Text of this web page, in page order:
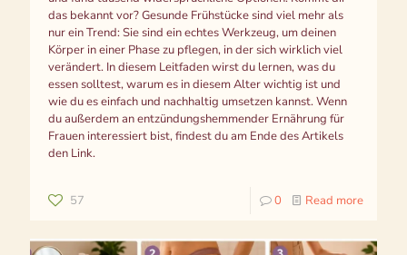
das bekannt vor? Gesunde Frühstücke sind viel mehr als
nur ein Trend: Sie sind ein echtes Werkzeug, um deinen
Körper in einer Phase zu pflegen, in der sich wirklich viel
verändert. In diesem Leitfaden wirst du lernen, was du
essen solltest, warum es in diesem Alter wichtig ist und
wie du es einfach und nachhaltig umsetzen kannst. Wenn
du außerdem an entzündungshemmender Ernährung für
Frauen interessiert bist, findest du am Ende des Artikels
den Link.
57 0 Read more